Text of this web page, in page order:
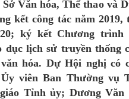
Sở Văn hóa, Thể thao và
kết công tác năm 2019,
ký kết Chương trình
dục lịch sử truyền thống
hóa. Dự Hội nghị có
viên Ban Thường vụ
Tỉnh ủy; Dương